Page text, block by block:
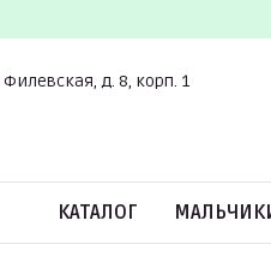
д. 8, корп. 1
КАТАЛОГ